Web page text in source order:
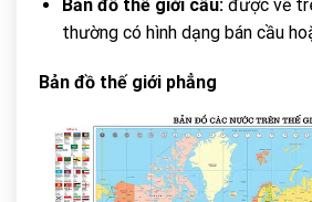
Bản đồ thế giới cầu:được vẽ
thường có hình dạng bán cầu
Bản đồ thế giới phẳng